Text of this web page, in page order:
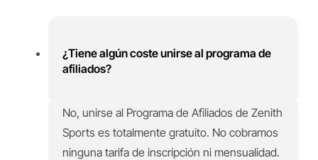
¿Tiene algún coste unirse al programa de
afiliados?
No, unirse al Programa de Afiliados de Zenith
Sports es totalmente gratuito. No cobramos
ninguna tarifa de inscripción ni mensualidad.